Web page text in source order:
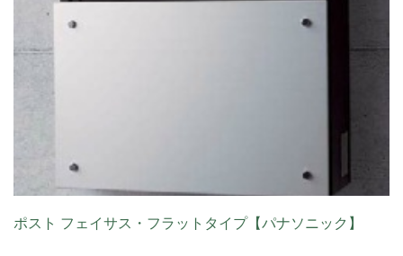
ポスト フェイサス・フラットタイプ【パナソニック】